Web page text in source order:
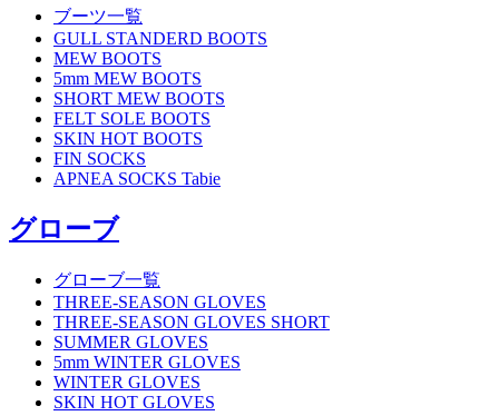
ブーツ一覧
GULL STANDERD BOOTS
MEW BOOTS
5mm MEW BOOTS
SHORT MEW BOOTS
FELT SOLE BOOTS
SKIN HOT BOOTS
FIN SOCKS
APNEA SOCKS Tabie
グローブ
グローブ一覧
THREE-SEASON GLOVES
THREE-SEASON GLOVES SHORT
SUMMER GLOVES
5mm WINTER GLOVES
WINTER GLOVES
SKIN HOT GLOVES